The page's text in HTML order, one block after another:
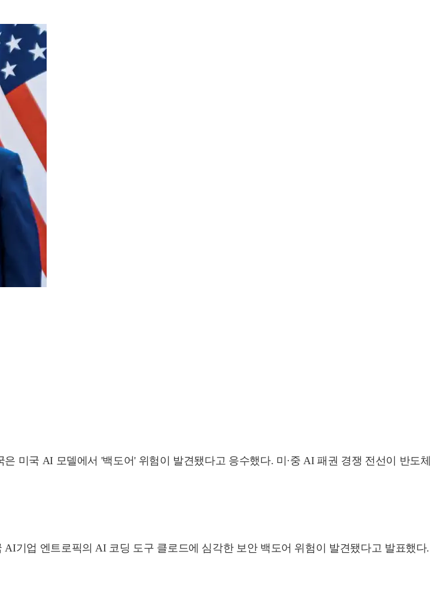
미국 AI 모델에서 '백도어' 위험이 발견됐다고 응수했다. 미·중 AI 패권 경쟁 전선이 반도체
기업 엔트로픽의 AI 코딩 도구 클로드에 심각한 보안 백도어 위험이 발견됐다고 발표했다.